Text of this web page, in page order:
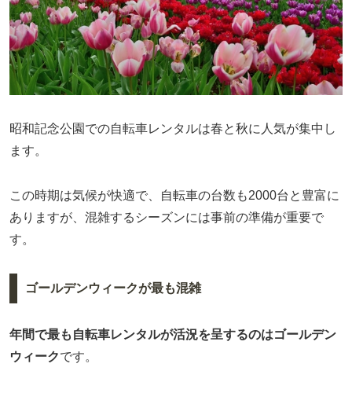
昭和記念公園での自転車レンタルは春と秋に人気が集中し
ます。
この時期は気候が快適で、自転車の台数も2000台と豊富に
ありますが、混雑するシーズンには事前の準備が重要で
す。
ゴールデンウィークが最も混雑
年間で最も自転車レンタルが活況を呈するのはゴールデン
ウィークです。